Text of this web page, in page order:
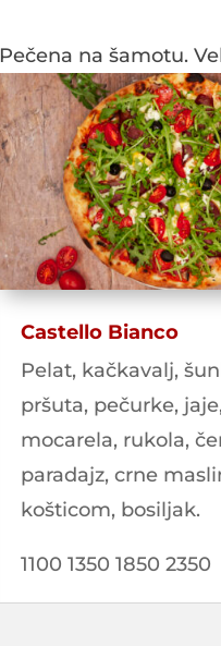
Pečena na šamotu.
Castello Bianco
Pelat, kačkavalj,
pršuta, pečurke, jaje,
mocarela, rukola,
paradajz, crne
košticom, bosiljak.
1100 1350 1850 2350